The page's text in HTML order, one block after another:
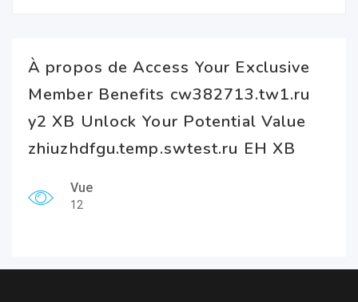
À propos de Access Your Exclusive
Member Benefits cw382713.tw1.ru
y2 XB Unlock Your Potential Value
zhiuzhdfgu.temp.swtest.ru EH XB
Vue
12